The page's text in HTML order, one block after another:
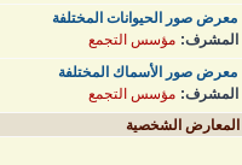
معرض صور الحيوانات المختلفة
المشرف: مؤسس التجمع
معرض صور الأسماك المختلفة
المشرف: مؤسس التجمع
المعارض الشخصية